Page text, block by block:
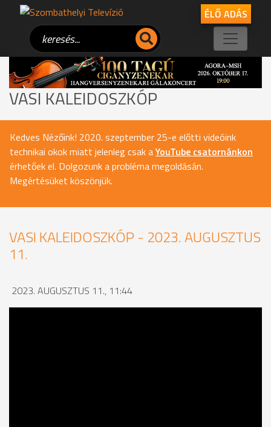
ÉLŐ ADÁS
VASI KALEIDOSZKÓP
Kedves Nézőink! 2020. szeptember 25-e előtti videóink
technikai okok miatt jelenleg csak aYouTube csatornánkon
érhetőek el. Dolgozunk a probléma megoldásán.
Megértésüket köszönjük.
VASI KALEIDOSZKÓP - 2023. AUGUSZTUS
11.
2023. AUGUSZTUS 11., 11:44